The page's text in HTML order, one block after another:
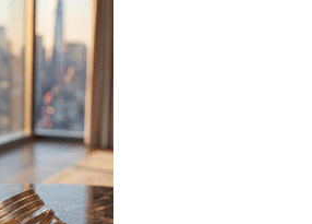
Guangzhou Lihuang Footwear
в 2011 году и расположенная в
Китая, является
компанией,
производство и…